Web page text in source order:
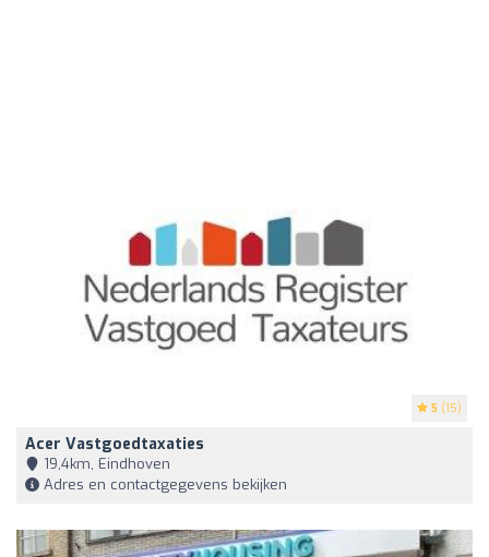
5 (15)
Acer Vastgoedtaxaties
19,4km, Eindhoven
Adres en contactgegevens bekijken